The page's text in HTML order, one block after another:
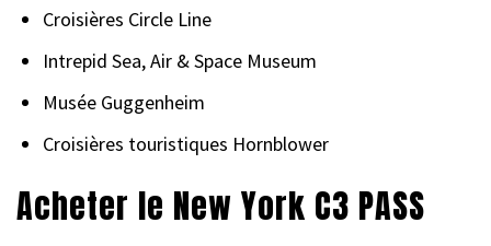
Croisières Circle Line
Intrepid Sea, Air & Space Museum
Musée Guggenheim
Croisières touristiques Hornblower
Acheter le New York C3 PASS